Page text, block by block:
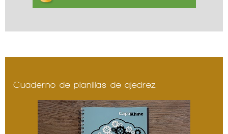
Cuaderno de planillas de ajedrez